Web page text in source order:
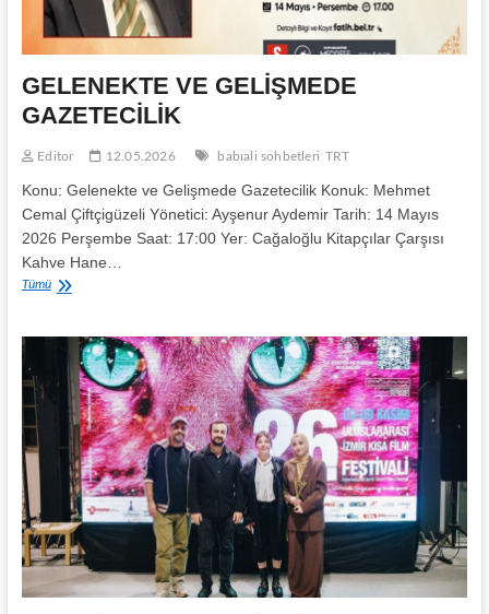
GELENEKTE VE GELİŞMEDE
GAZETECİLİK
Editor 12.05.2026 babıali sohbetleri TRT
Konu: Gelenekte ve Gelişmede Gazetecilik Konuk: Mehmet
Cemal Çiftçigüzeli Yönetici: Ayşenur Aydemir Tarih: 14 Mayıs
2026 Perşembe Saat: 17:00 Yer: Cağaloğlu Kitapçılar Çarşısı
Kahve Hane…
TümüGELENEKTE
GAZETECİLİK